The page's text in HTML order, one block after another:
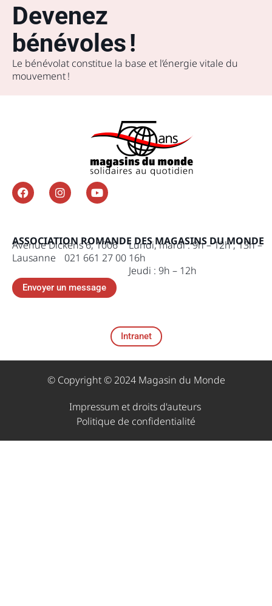
Devenez
bénévoles !
Le bénévolat constitue la base et l’énergie vitale du
mouvement !
ASSOCIATION ROMANDE DES MAGASINS DU MONDE
Avenue Dickens 6, 1006
Lausanne 021 661 27 00
Lundi, mardi : 9h – 12h , 13h –
16h
Jeudi : 9h – 12h
Envoyer un message
Intranet
© Copyright © 2024 Magasin du Monde
Impressum et droits d'auteurs ​
Politique de confidentialité​